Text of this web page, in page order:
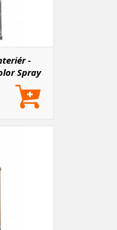
-
Spray